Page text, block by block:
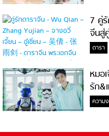
7 คู่
จีนสู่
จอ
ดารา
หมอ
รัก&
#ล้า
ความ